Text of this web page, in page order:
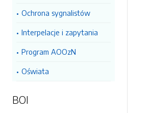
Ochrona sygnalistów
Interpelacje i zapytania
Program AOOzN
Oświata
BOI